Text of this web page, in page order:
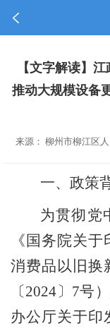
【文字解读】
推动大规模设备
来源： 柳州市柳江区
一、政策
为贯彻党
《国务院关
消费品以旧换
〔2024〕 7号
办公厅关于印